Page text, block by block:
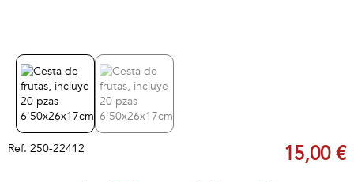
Ref. 250-22412 15,00 €